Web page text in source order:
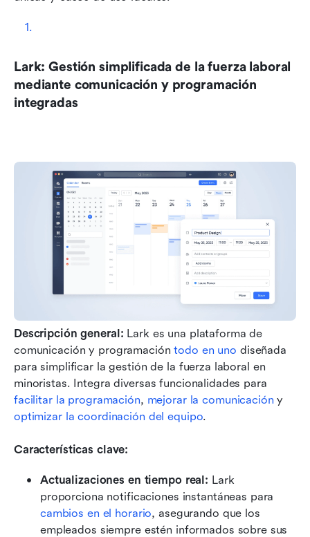
Lark: Gestión simplificada de la fuerza laboral
mediante comunicación y programación
integradas
Descripción general: Lark es una plataforma de
comunicación y programación todo en uno diseñada
para simplificar la gestión de la fuerza laboral en
facilitar la programación, mejorar la comunicación
optimizar la coordinación del equipo.
Características clave:
Actualizaciones en tiempo real: Lark
cambios en el horario, asegurando que los
empleados siempre estén informados sobre sus